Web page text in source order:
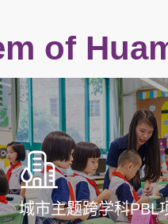
of
城市主题跨学科PBL